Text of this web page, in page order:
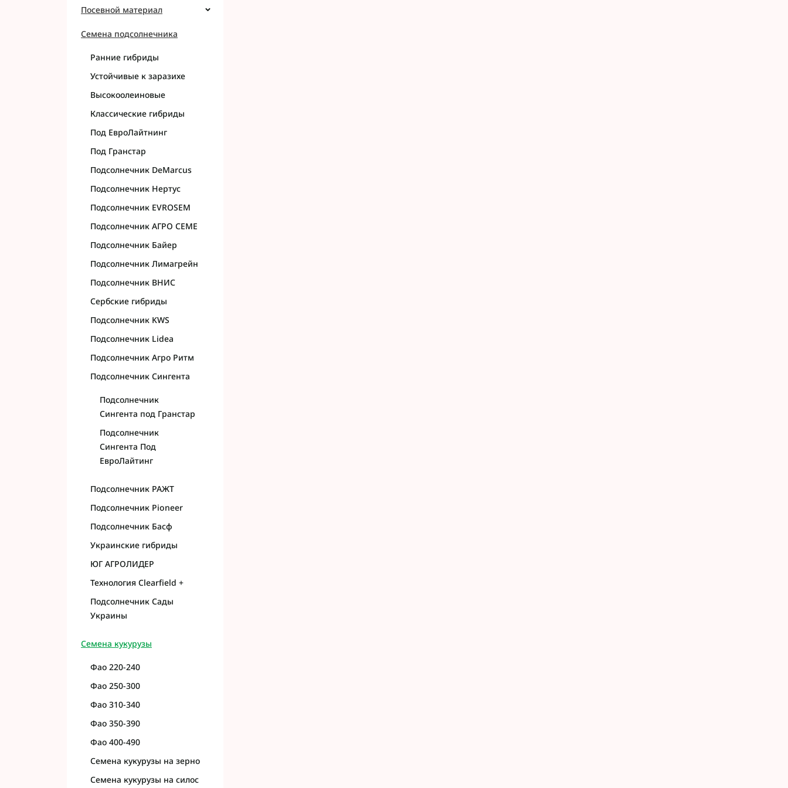
Посевной материал
Семена подсолнечника
Ранние гибриды
Устойчивые к заразихе
Высокоолеиновые
Классические гибриды
Под ЕвроЛайтнинг
Под Гранстар
Подсолнечник DeMarcus
Подсолнечник Нертус
Подсолнечник EVROSEM
Подсолнечник АГРО СЕМЕ
Подсолнечник Байер
Подсолнечник Лимагрейн
Подсолнечник ВНИС
Сербские гибриды
Подсолнечник KWS
Подсолнечник Lidea
Подсолнечник Агро Ритм
Подсолнечник Сингента
Подсолнечник
Сингента под Гранстар
Подсолнечник
Сингента Под
ЕвроЛайтинг
Подсолнечник РАЖТ
Подсолнечник Pioneer
Подсолнечник Басф
Украинские гибриды
ЮГ АГРОЛИДЕР
Технология Clearfield +
Подсолнечник Сады
Украины
Семена кукурузы
Фао 220-240
Фао 250-300
Фао 310-340
Фао 350-390
Фао 400-490
Семена кукурузы на зерно
Семена кукурузы на силос